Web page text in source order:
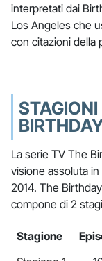
interpretati dai
Los Angeles che
con citazioni della
STAGIONI
La serie TV The
visione assoluta in
2014. The
compone di 2
Stagione